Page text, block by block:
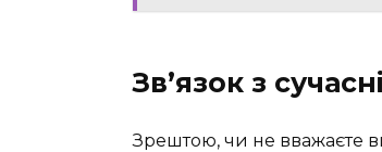
Зв’язок з
Зрештою, чи не вважаєте